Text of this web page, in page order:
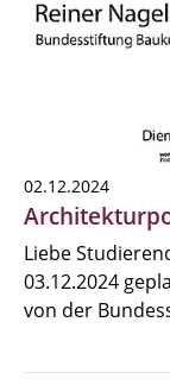
02.12.2024
Liebe
03.12.2024
von der